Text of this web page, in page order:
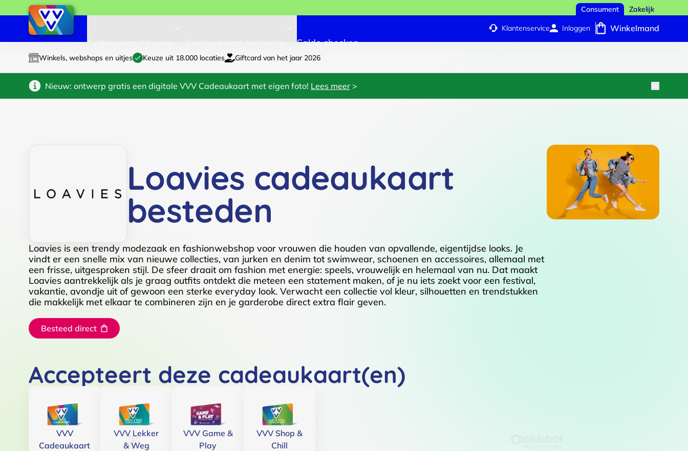
Consument Zakelijk
Saldo checken
Klantenservice Inloggen Winkelmand
Winkels, webshops en uitjes Keuze uit 18.000 locaties Giftcard van het jaar 2026
Nieuw: ontwerp gratis een digitale VVV Cadeaukaart met eigen foto! Lees meer >
Loavies cadeaukaart
besteden
Loavies is een trendy modezaak en fashionwebshop voor vrouwen die houden van opvallende, eigentijdse looks. Je
vindt er een snelle mix van nieuwe collecties, van jurken en denim tot swimwear, schoenen en accessoires, allemaal met
een frisse, uitgesproken stijl. De sfeer draait om fashion met energie: speels, vrouwelijk en helemaal van nu. Dat maakt
Loavies aantrekkelijk als je graag outfits ontdekt die meteen een statement maken, of je nu iets zoekt voor een festival,
vakantie, avondje uit of gewoon een sterke everyday look. Verwacht een collectie vol kleur, silhouetten en trendstukken
die makkelijk met elkaar te combineren zijn en je garderobe direct extra flair geven.
Besteed direct
Accepteert deze cadeaukaart(en)
VVV
Cadeaukaart
VVV Lekker
& Weg
VVV Game &
Play
VVV Shop &
Chill